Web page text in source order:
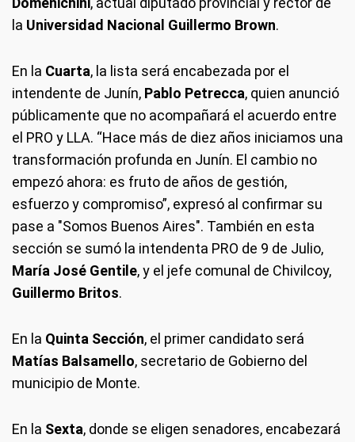
la Universidad Nacional Guillermo Brown.
En la Cuarta, la lista será encabezada por el
intendente de Junín, Pablo Petrecca, quien anunció
públicamente que no acompañará el acuerdo entre
el PRO y LLA. “Hace más de diez años iniciamos una
transformación profunda en Junín. El cambio no
empezó ahora: es fruto de años de gestión,
esfuerzo y compromiso”, expresó al confirmar su
pase a "Somos Buenos Aires". También en esta
sección se sumó la intendenta PRO de 9 de Julio,
María José Gentile, y el jefe comunal de Chivilcoy,
Guillermo Britos.
En la Quinta Sección, el primer candidato será
Matías Balsamello, secretario de Gobierno del
municipio de Monte.
En la Sexta, donde se eligen senadores, encabezará